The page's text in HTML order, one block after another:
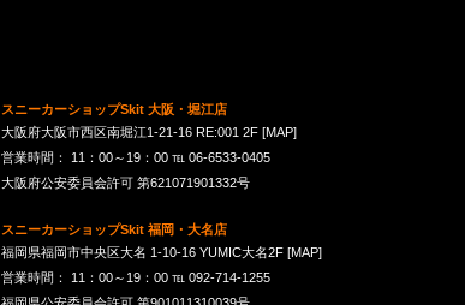
スニーカーショップSkit 大阪・堀江店
大阪府大阪市西区南堀江1-21-16 RE:001 2F [MAP]
営業時間： 11：00～19：00 ℡ 06-6533-0405
大阪府公安委員会許可 第621071901332号
スニーカーショップSkit 福岡・大名店
福岡県福岡市中央区大名 1-10-16 YUMIC大名2F [MAP]
営業時間： 11：00～19：00 ℡ 092-714-1255